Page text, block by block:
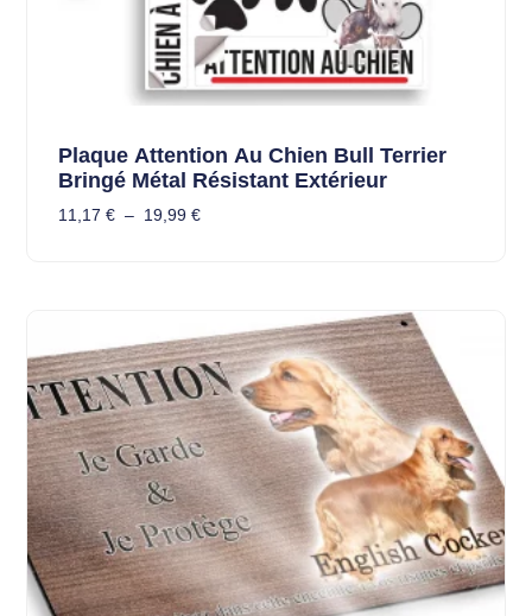
Plaque Attention Au Chien Bull Terrier
Bringé Métal Résistant Extérieur
11,17 € – 19,99 €